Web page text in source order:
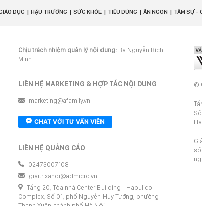
DỤC HẬU TRƯỜNG SỨC KHỎE TIÊU DÙNG ĂN NGON TÂM SỰ -
Chịu trách nhiệm quản lý nội dung: Bà Nguyễn Bích
Minh.
LIÊN HỆ MARKETING & HỢP TÁC NỘI DUNG
marketing@afamily.vn
CHAT VỚI TƯ VẤN VIÊN
LIÊN HỆ QUẢNG CÁO
02473007108
giaitrixahoi@admicro.vn
Tầng 20, Tòa nhà Center Building - Hapulico
Complex, Số 01, phố Nguyễn Huy Tưởng, phường
©